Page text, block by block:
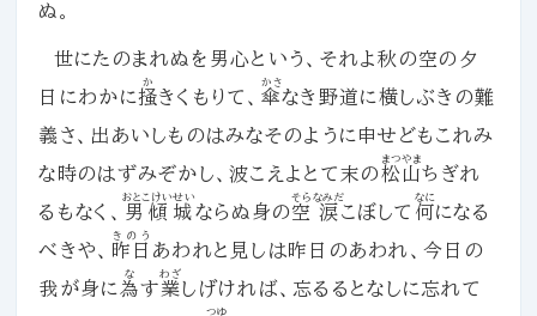
ぬ。
世にたのまれぬを男心という、それよ秋の空の夕
日にわかに掻
か
きくもりて、 傘
かさ
なき野道に横しぶきの難
義さ、出あいしものはみなそのように申せどもこれみ
な時のはずみぞかし、波こえよとて末の松山
まつやま
ちぎれ
るもなく、
男傾城
おとこけいせい
ならぬ身の空
そら
涙
なみだ
こぼして 何
なに
になる
べきや、
昨日
きのう
あわれと見しは昨日のあわれ、今日の
我が身に 為
な
す業
わざ
しげければ、忘るるとなしに忘れて
つゆ